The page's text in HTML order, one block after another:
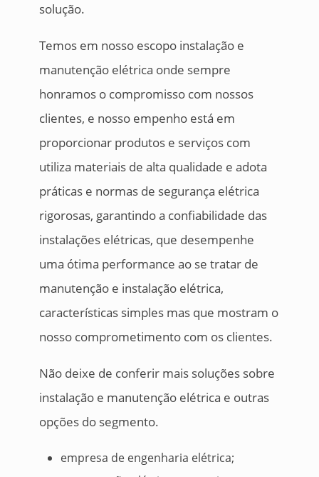
solução.
Temos em nosso escopo instalação e
manutenção elétrica onde sempre
honramos o compromisso com nossos
clientes, e nosso empenho está em
proporcionar produtos e serviços com
utiliza materiais de alta qualidade e adota
práticas e normas de segurança elétrica
rigorosas, garantindo a confiabilidade das
instalações elétricas, que desempenhe
uma ótima performance ao se tratar de
manutenção e instalação elétrica,
características simples mas que mostram o
nosso comprometimento com os clientes.
Não deixe de conferir mais soluções sobre
instalação e manutenção elétrica e outras
opções do segmento.
empresa de engenharia elétrica;